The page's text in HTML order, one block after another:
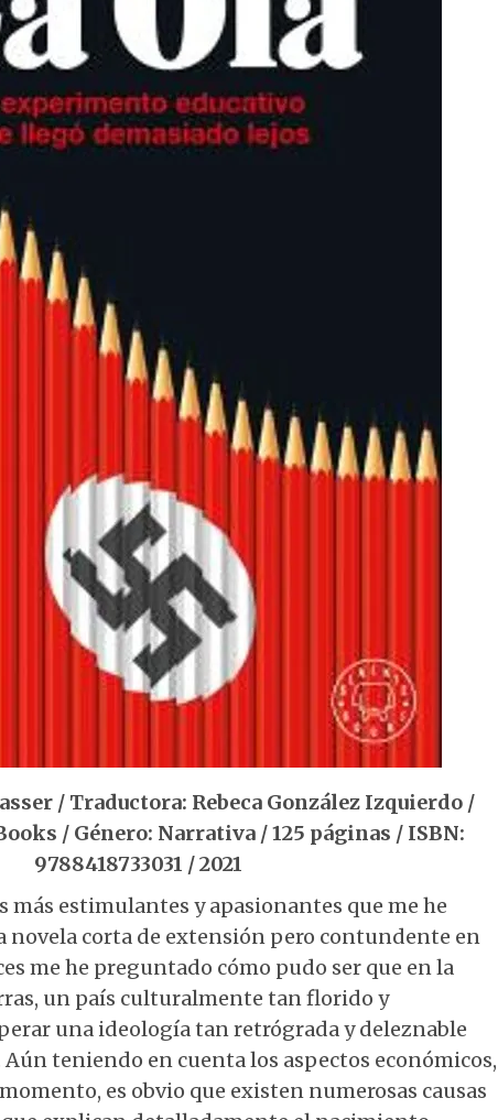
/ Traductora: Rebeca González Izquierdo /
/ Género: Narrativa / 125 páginas / ISBN:
9788418733031 / 2021
más estimulantes y apasionantes que me he
novela corta de extensión pero contundente en
me he preguntado cómo pudo ser que en la
un país culturalmente tan florido y
una ideología tan retrógrada y deleznable
teniendo en cuenta los aspectos económicos,
es obvio que existen numerosas causas